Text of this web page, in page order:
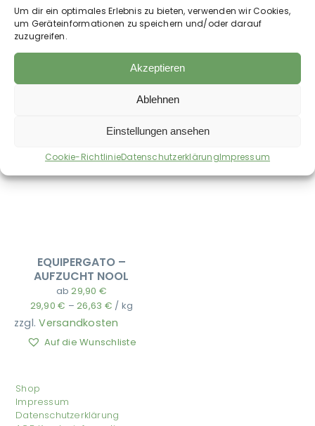
Um dir ein optimales Erlebnis zu bieten, verwenden wir Cookies,
um Geräteinformationen zu speichern und/oder darauf
zuzugreifen.
Akzeptieren
Ablehnen
Einstellungen ansehen
Cookie-RichtlinieDatenschutzerklärungImpressum
EQUIPERGATO – FOAL
MARE NOOL
39,90
39,90€/kg
EQUIPERGATO – FOAL
NOOL
49,90€/kg
zzgl.Versandkosten
EQUIPERGATO –
AUFZUCHT NOOL
ab29,90 €
29,90€ –26,63 € / kg
zzgl.Versandkosten
Auf die Wunschliste
Shop
Impressum
Datenschutzerklärung